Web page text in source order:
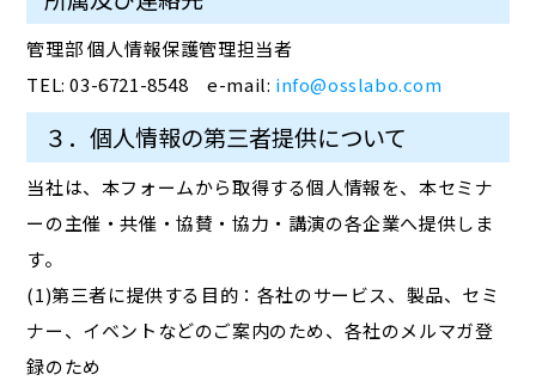
管理部 個人情報保護管理担当者
TEL: 03-6721-8548 e-mail: info@osslabo.com
３．個人情報の第三者提供について
当社は、本フォームから取得する個人情報を、本セミナ
ーの主催・共催・協賛・協力・講演の各企業へ提供しま
す。
(1)第三者に提供する目的：各社のサービス、製品、セミ
ナー、イベントなどのご案内のため、各社のメルマガ登
録のため